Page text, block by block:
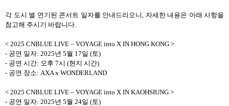
각 도시 별 연기된 콘서트 일자를 안내드리오니, 자세한 내용은 아래 사항을
참고해 주시기 바랍니다.
< 2025 CNBLUE LIVE – VOYAGE into X IN HONG KONG >
- 공연 일자: 2025년 5월 17일 (토)
- 공연 시간: 오후 7시 (현지 시간)
- 공연 장소: AXA x WONDERLAND
< 2025 CNBLUE LIVE – VOYAGE into X IN KAOHSIUNG >
- 공연 일자: 2025년 5월 24일 (토)